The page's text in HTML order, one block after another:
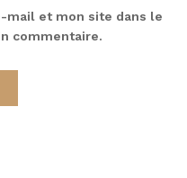
mail et mon site dans le
commentaire.